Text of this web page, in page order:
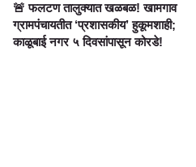
🚨 फलटण तालुक्यात खळबळ! खामगाव
ग्रामपंचायतीत ‘प्रशासकीय’ हुकूमशाही;
काळूबाई नगर ५ दिवसांपासून कोरडे!